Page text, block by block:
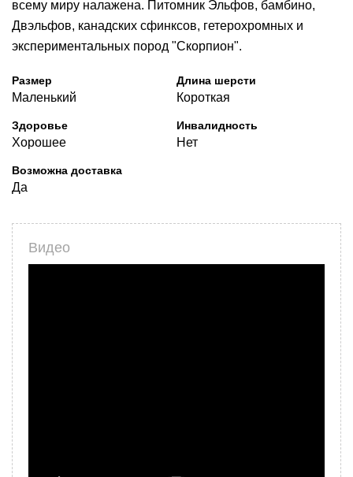
всему миру налажена. Питомник Эльфов, бамбино,
Двэльфов, канадских сфинксов, гетерохромных и
экспериментальных пород "Скорпион".
Размер
Маленький
Длина шерсти
Короткая
Здоровье
Хорошее
Инвалидность
Нет
Возможна доставка
Да
Видео